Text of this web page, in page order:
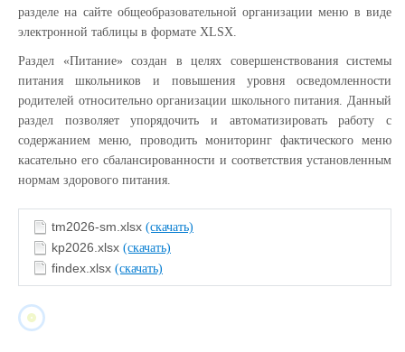
разделе на сайте общеобразовательной организации меню в виде
электронной таблицы в формате XLSX.
Раздел «Питание» создан в целях совершенствования системы
питания школьников и повышения уровня осведомленности
родителей относительно организации школьного питания. Данный
раздел позволяет упорядочить и автоматизировать работу с
содержанием меню, проводить мониторинг фактического меню
касательно его сбалансированности и соответствия установленным
нормам здорового питания.
tm2026-sm.xlsx (скачать)
kp2026.xlsx (скачать)
findex.xlsx (скачать)